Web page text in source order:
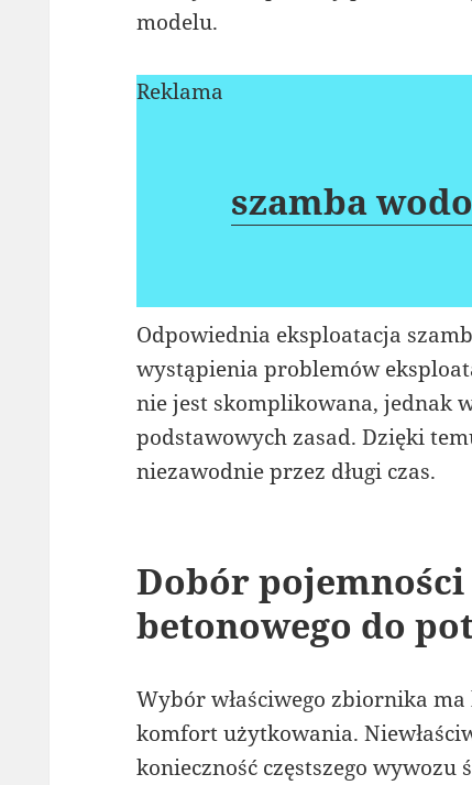
modelu.
Reklama
szamba
Odpowiednia eksploatacja
wystąpienia problemów
nie jest skomplikowana, jednak
podstawowych zasad. Dzięki
niezawodnie przez długi czas.
Dobór pojemności
betonowego do
Wybór właściwego zbiornika
komfort użytkowania.
konieczność częstszego